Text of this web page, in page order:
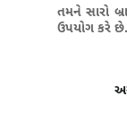
તમને સારો
ઉપયોગ કરે છે.